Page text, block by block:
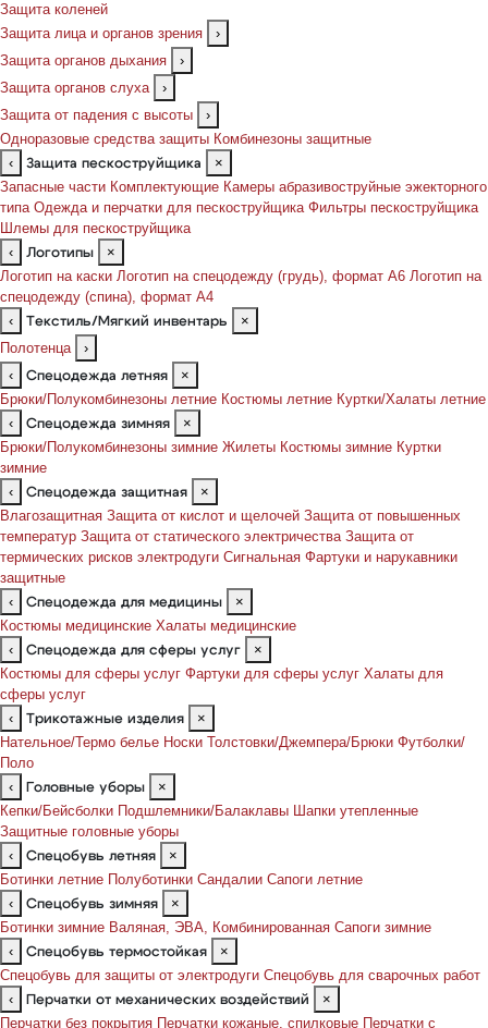
Защита коленей
Защита лица и органов зрения
›
Защита органов дыхания
›
Защита органов слуха
›
Защита от падения с высоты
›
Одноразовые средства защиты Комбинезоны защитные
‹
Защита пескоструйщика
×
Запасные части Комплектующие Камеры абразивоструйные эжекторного
типа Одежда и перчатки для пескоструйщика Фильтры пескоструйщика
Шлемы для пескоструйщика
‹
Логотипы
×
Логотип на каски Логотип на спецодежду (грудь), формат А6 Логотип на
спецодежду (спина), формат А4
‹
Текстиль/Мягкий инвентарь
×
Полотенца
›
‹
Спецодежда летняя
×
Брюки/Полукомбинезоны летние Костюмы летние Куртки/Халаты летние
‹
Спецодежда зимняя
×
Брюки/Полукомбинезоны зимние Жилеты Костюмы зимние Куртки
зимние
‹
Спецодежда защитная
×
Влагозащитная Защита от кислот и щелочей Защита от повышенных
температур Защита от статического электричества Защита от
термических рисков электродуги Сигнальная Фартуки и нарукавники
защитные
‹
Спецодежда для медицины
×
Костюмы медицинские Халаты медицинские
‹
Спецодежда для сферы услуг
×
Костюмы для сферы услуг Фартуки для сферы услуг Халаты для
сферы услуг
‹
Трикотажные изделия
×
Нательное/Термо белье Носки Толстовки/Джемпера/Брюки Футболки/
Поло
‹
Головные уборы
×
Кепки/Бейсболки Подшлемники/Балаклавы Шапки утепленные
Защитные головные уборы
‹
Спецобувь летняя
×
Ботинки летние Полуботинки Сандалии Сапоги летние
‹
Спецобувь зимняя
×
Ботинки зимние Валяная, ЭВА, Комбинированная Сапоги зимние
‹
Спецобувь термостойкая
×
Спецобувь для защиты от электродуги Спецобувь для сварочных работ
‹
Перчатки от механических воздействий
×
Перчатки без покрытия Перчатки кожаные, спилковые Перчатки с